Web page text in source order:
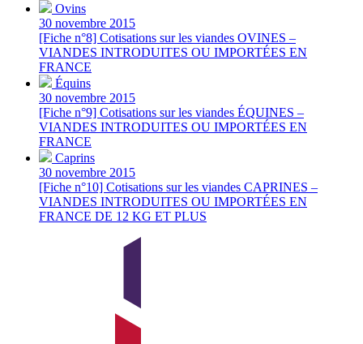
Ovins
30 novembre 2015
[Fiche n°8] Cotisations sur les viandes OVINES –
VIANDES INTRODUITES OU IMPORTÉES EN
FRANCE
Équins
30 novembre 2015
[Fiche n°9] Cotisations sur les viandes ÉQUINES –
VIANDES INTRODUITES OU IMPORTÉES EN
FRANCE
Caprins
30 novembre 2015
[Fiche n°10] Cotisations sur les viandes CAPRINES –
VIANDES INTRODUITES OU IMPORTÉES EN
FRANCE DE 12 KG ET PLUS